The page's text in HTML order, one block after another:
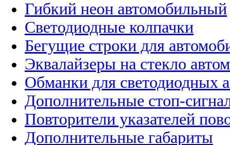
Гибкий неон автомобильный
Светодиодные колпачки
Бегущие строки для
Эквалайзеры на стекло
Обманки для светодиодных
Дополнительные стоп-
Повторители указателей
Дополнительные габариты